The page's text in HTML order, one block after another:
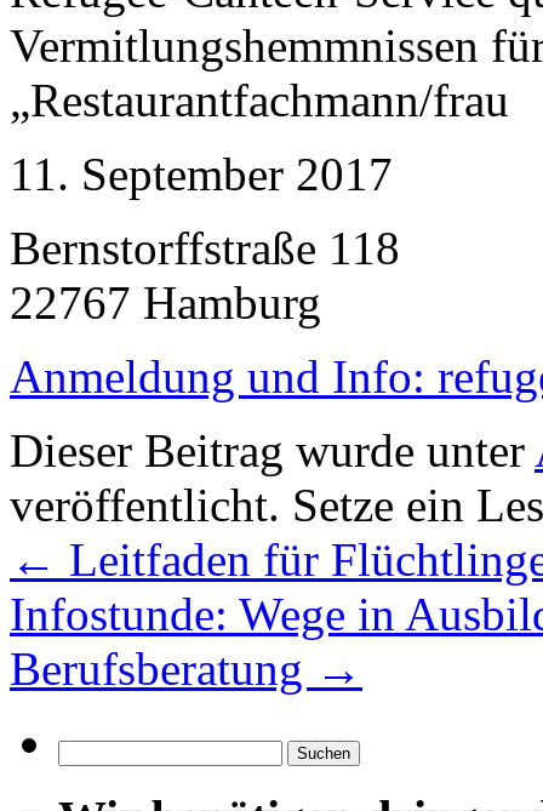
Vermitlungshemmnissen
„Restaurantfachmann/frau
11. September 2017
Bernstorffstraße 118
22767 Hamburg
Anmeldung und Info:
Dieser Beitrag wurde unter
veröffentlicht. Setze ein
← Leitfaden für
Infostunde: Wege in
Berufsberatung →
nach: